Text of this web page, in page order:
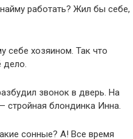
работать? Жил бы себе,
себе хозяином. Так что
дело.
звонок в дверь. На
стройная блондинка Инна.
сонные? А! Все время